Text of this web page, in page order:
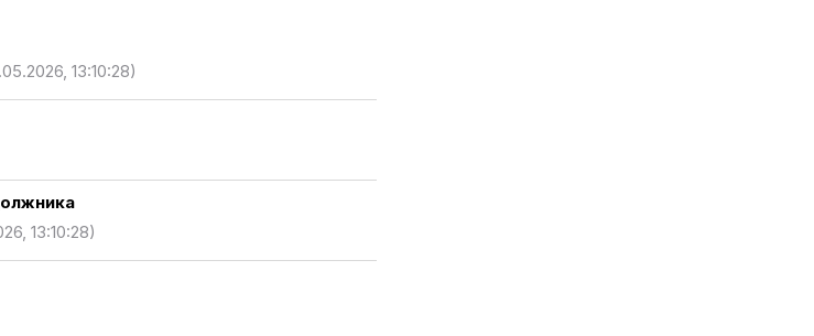
13:10:28)
13:10:28)